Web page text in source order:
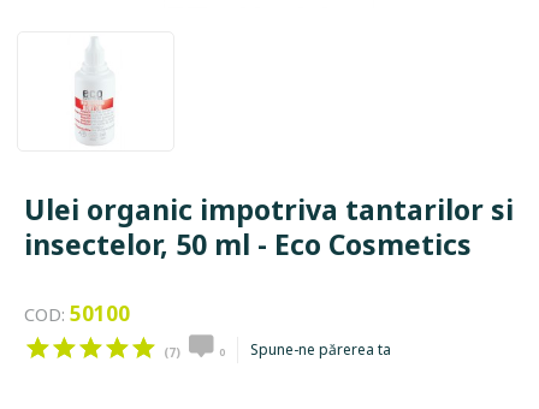
Ulei organic impotriva tantarilor si
insectelor, 50 ml - Eco Cosmetics
COD: 50100
(7) 0 Spune-ne părerea ta